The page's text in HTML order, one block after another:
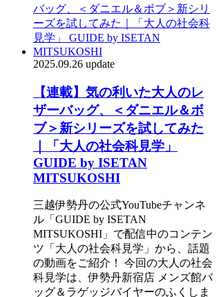
2025.09.26 update
【連載】気の利いた大人のレ
ザーバッグ、＜ダニエル＆ボ
ブ＞新シリーズを試してみた
｜「大人の社会科見学」
GUIDE by ISETAN
MITSUKOSHI
三越伊勢丹の公式YouTubeチャンネ
ル「GUIDE by ISETAN
MITSUKOSHI」で配信中のコンテン
ツ「大人の社会科見学」から、話題
の動画をご紹介！ 今回の大人の社会
科見学は、伊勢丹新宿店 メンズ館バ
ッグ＆ラゲッジバイヤーのふくしま